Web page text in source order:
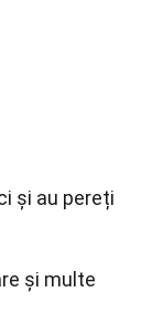
și au pereți
și multe